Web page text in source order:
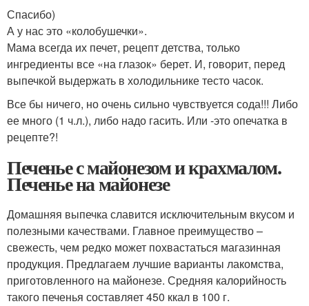
Спасибо)
А у нас это «колобушечки».
Мама всегда их печет, рецепт детства, только
ингредиенты все «на глазок» берет. И, говорит, перед
выпечкой выдержать в холодильнике тесто часок.
Все бы ничего, но очень сильно чувствуется сода!!! Либо
ее много (1 ч.л.), либо надо гасить. Или -это опечатка в
рецепте?!
Печенье с майонезом и крахмалом.
Печенье на майонезе
Домашняя выпечка славится исключительным вкусом и
полезными качествами. Главное преимущество –
свежесть, чем редко может похвастаться магазинная
продукция. Предлагаем лучшие варианты лакомства,
приготовленного на майонезе. Средняя калорийность
такого печенья составляет 450 ккал в 100 г.